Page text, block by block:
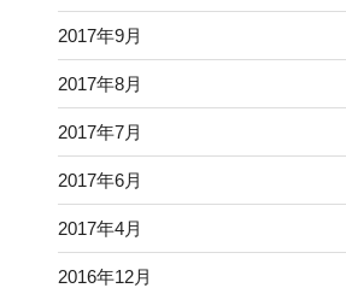
2017年9月
2017年8月
2017年7月
2017年6月
2017年4月
2016年12月